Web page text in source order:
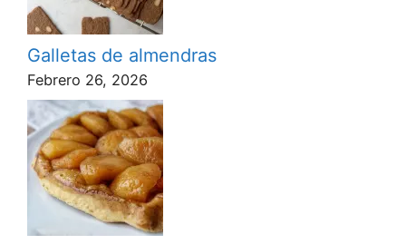
Galletas de almendras
Febrero 26, 2026